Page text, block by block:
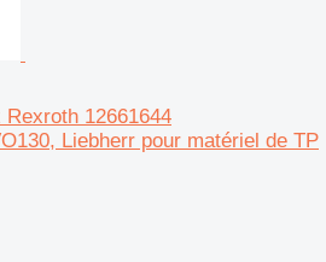
12661644
Liebherr pour matériel de TP